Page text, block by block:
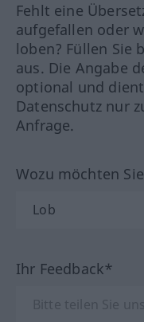
Fehlt eine
aufgefallen oder
loben? Füllen Sie
aus. Die Angabe
optional und
Datenschutz nur
Anfrage.
Wozu möchten
Ihr Feedback*